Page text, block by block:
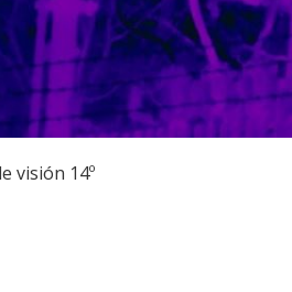
visión 14º